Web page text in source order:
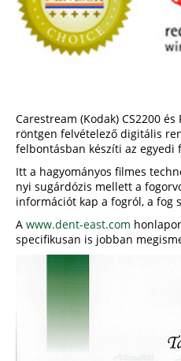
Carestream (Kodak) CS2200 és
röntgen felvételező digitális
felbontásban készíti az egyedi
Itt a hagyományos filmes
nyi sugárdózis mellett a
információt kap a fogról, a fog
A www.dent-east.com
specifikusan is jobban